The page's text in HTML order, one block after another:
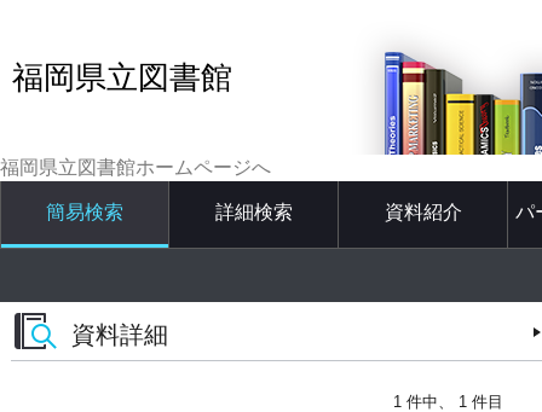
福岡県立図書館
福岡県立図書館ホームページへ
簡易検索 詳細検索 資料紹介 パ
資料詳細
1 件中、 1 件目